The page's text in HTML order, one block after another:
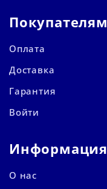
Покупателям
Оплата
Доставка
Гарантия
Войти
Информация
О нас